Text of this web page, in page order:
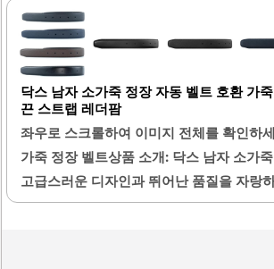
기에 적합합니다. 벨트의 두께감이 있어 안
제공하며, 깔끔한 디자인으로 어떤 의상과
색상 선택의 폭이 넓어 개인의 취향에 맞는
수 있습니다. 또한, 가격 대비 품질이 우수
이 될 수 있습니다. 이 벨트는 정장뿐만 아
에도 잘 어울려 다양한 상황에서 활용할
마감이 깔끔하여 세련된 느낌을 주며, 사
어 오랫동안 사용할 수 있습니다. 배송이
닥스 남자 소가죽 정장 자동 벨트 호환 가
끈 스트랩 레더팜
좌우로 스크롤하여 이미지 전체를 확인하
가죽 정장 벨트상품 소개: 닥스 남자 소가
고급스러운 디자인과 뛰어난 품질을 자랑
이 벨트는 소가죽으로 제작되어 내구성이